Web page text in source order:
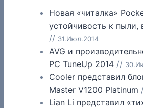
Новая «читалка»
устойчивость к пыли,
// 31.Июл.2014
AVG и
PC TuneUp 2014 //
Cooler представил
Master V1200 Platinum
Lian Li представил